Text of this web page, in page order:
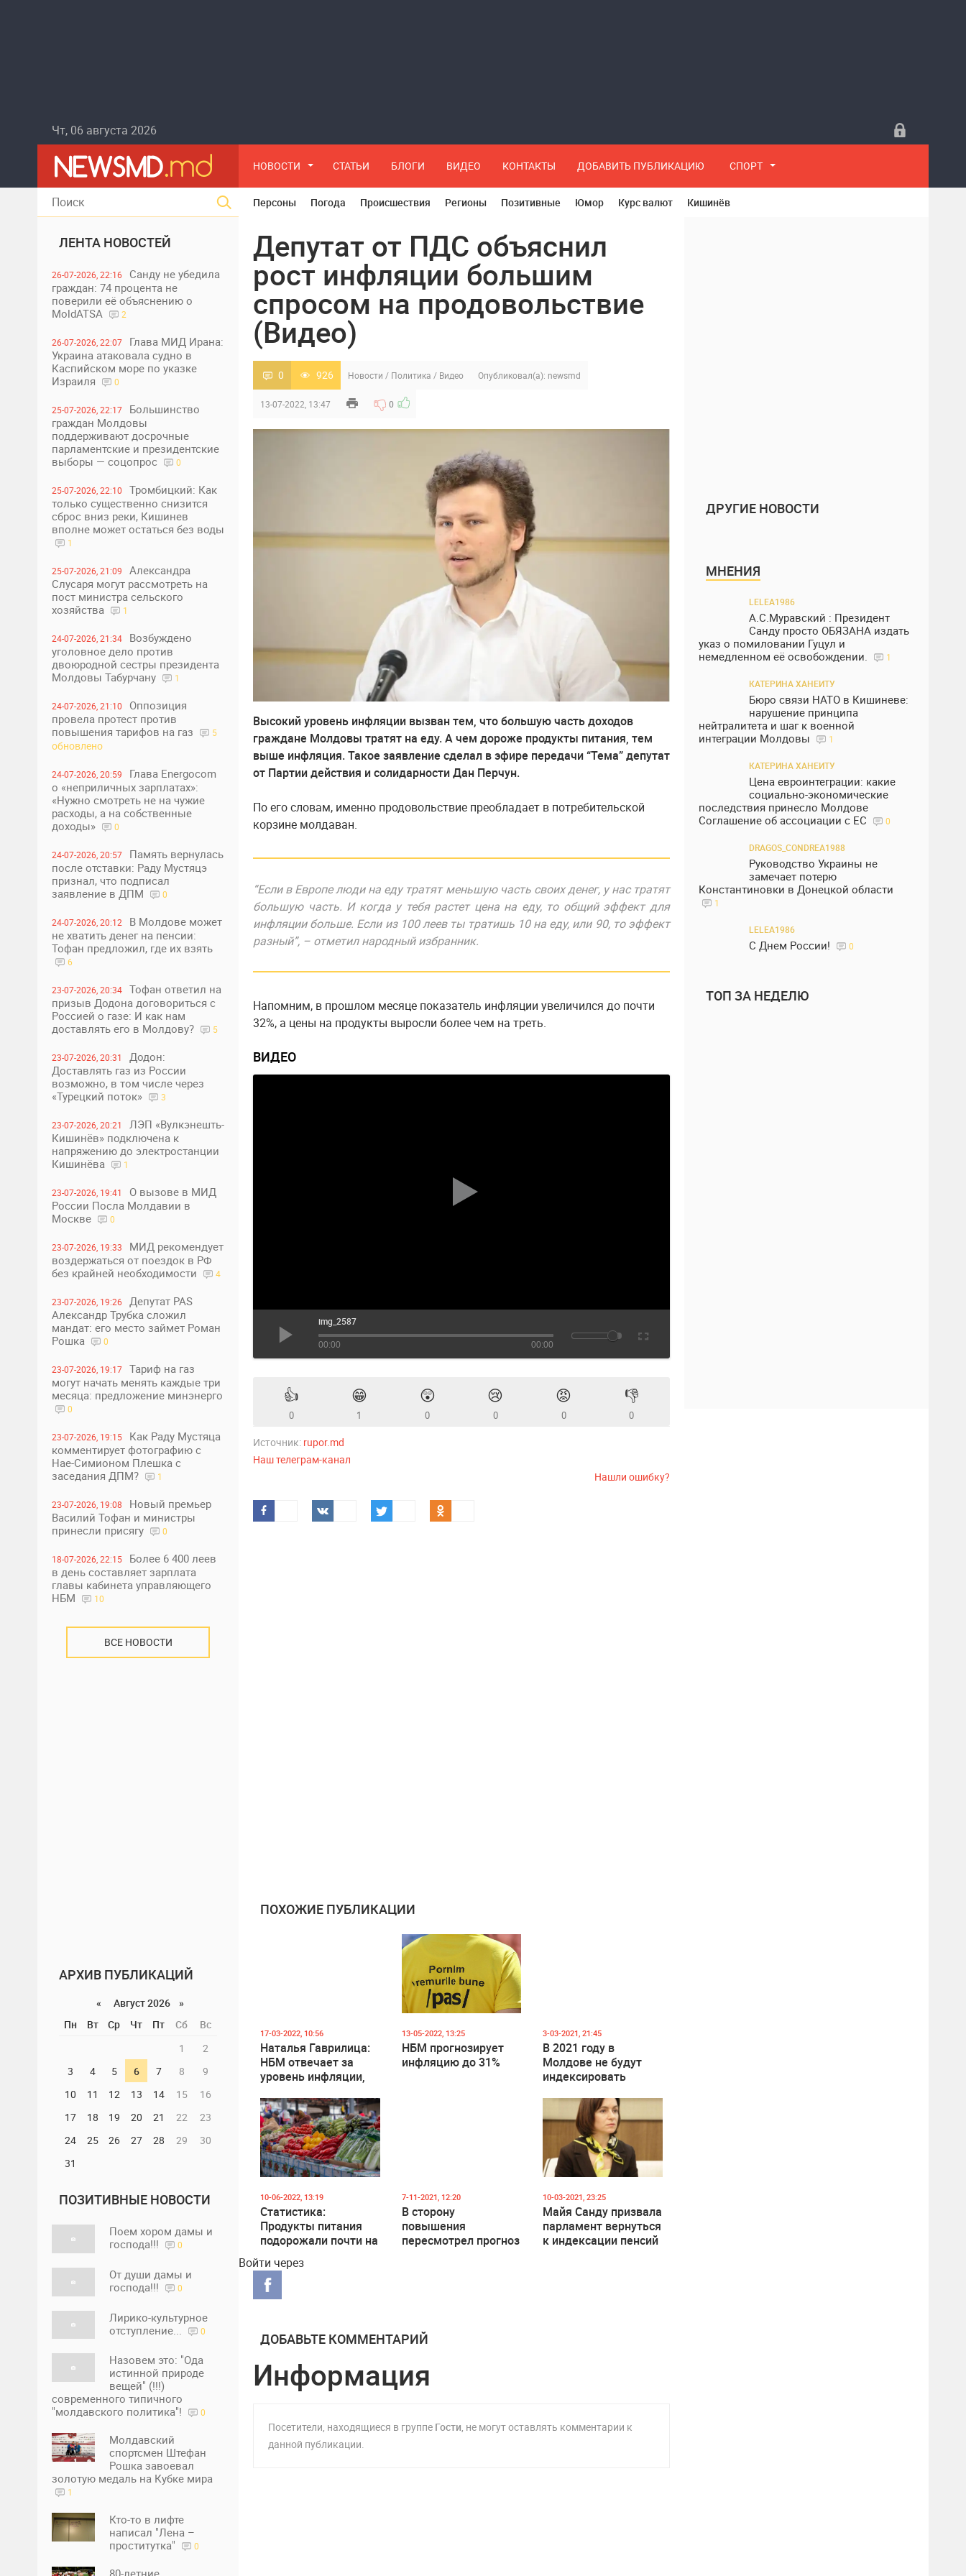
Чт, 06 августа 2026
НОВОСТИ СТАТЬИ БЛОГИ ВИДЕО КОНТАКТЫ ДОБАВИТЬ ПУБЛИКАЦИЮ СПОРТ
ЛЕНТА НОВОСТЕЙ
26-07-2026, 22:16
Санду не убедила
граждан: 74 процента не
поверили её объяснению о
MoldATSA
2
26-07-2026, 22:07
Глава МИД Ирана:
Украина атаковала судно в
Каспийском море по указке
Израиля
0
25-07-2026, 22:17
Большинство
граждан Молдовы
поддерживают досрочные
парламентские и президентские
выборы — соцопрос
0
25-07-2026, 22:10
Тромбицкий: Как
только существенно снизится
сброс вниз реки, Кишинев
вполне может остаться без воды
1
25-07-2026, 21:09
Александра
Слусаря могут рассмотреть на
пост министра сельского
хозяйства
1
24-07-2026, 21:34
Возбуждено
уголовное дело против
двоюродной сестры президента
Молдовы Табурчану
1
24-07-2026, 21:10
Оппозиция
провела протест против
повышения тарифов на газ
5
обновлено
24-07-2026, 20:59
Глава Energocom
о «неприличных зарплатах»:
«Нужно смотреть не на чужие
расходы, а на собственные
доходы»
0
24-07-2026, 20:57
Память вернулась
после отставки: Раду Мустяцэ
признал, что подписал
заявление в ДПМ
0
24-07-2026, 20:12
В Молдове может
не хватить денег на пенсии:
Тофан предложил, где их взять
6
23-07-2026, 20:34
Тофан ответил на
призыв Додона договориться с
Россией о газе: И как нам
доставлять его в Молдову?
5
23-07-2026, 20:31
Додон:
Доставлять газ из России
возможно, в том числе через
«Турецкий поток»
3
23-07-2026, 20:21
ЛЭП «Вулкэнешть-
Кишинёв» подключена к
напряжению до электростанции
Кишинёва
1
23-07-2026, 19:41
О вызове в МИД
России Посла Молдавии в
Москве
0
23-07-2026, 19:33
МИД рекомендует
воздержаться от поездок в РФ
без крайней необходимости
4
23-07-2026, 19:26
Депутат PAS
Александр Трубка сложил
мандат: его место займет Роман
Рошка
0
23-07-2026, 19:17
Тариф на газ
могут начать менять каждые три
месяца: предложение минэнерго
0
23-07-2026, 19:15
Как Раду Мустяца
комментирует фотографию с
Нае-Симионом Плешка с
заседания ДПМ?
1
23-07-2026, 19:08
Новый премьер
Василий Тофан и министры
принесли присягу
0
18-07-2026, 22:15
Более 6 400 леев
в день составляет зарплата
главы кабинета управляющего
НБМ
10
ВСЕ НОВОСТИ
АРХИВ ПУБЛИКАЦИЙ
«
Август 2026 »
Пн
Вт Ср Чт Пт Сб
Вс
1
2
3
4 5 6 7 8
9
10
11 12 13 14 15
16
17
18 19 20 21 22
23
24
25 26 27 28 29
30
31
ПОЗИТИВНЫЕ НОВОСТИ
Поем хором дамы и
господа!!!
0
От души дамы и
господа!!!
0
Лирико-культурное
отступление...
0
Назовем это: "Ода
истинной природе
вещей" (!!!)
современного типичного
"молдавского политика"!
0
Молдавский
спортсмен Штефан
Рошка завоевал
золотую медаль на Кубке мира
1
Кто-то в лифте
написал "Лена –
проститутка"
0
Персоны Погода Происшествия Регионы Позитивные Юмор Курс валют Кишинёв
Депутат от ПДС объяснил
рост инфляции большим
спросом на продовольствие
(Видео)
0 926 Новости / Политика / Видео Опубликовал(а): newsmd
13-07-2022, 13:47 0
Высокий уровень инфляции вызван тем, что большую часть доходов
граждане Молдовы тратят на еду. А чем дороже продукты питания, тем
выше инфляция. Такое заявление сделал в эфире передачи “Тема” депутат
от Партии действия и солидарности Дан Перчун.
По его словам, именно продовольствие преобладает в потребительской
корзине молдаван.
“Если в Европе люди на еду тратят меньшую часть своих денег, у нас тратят
большую часть. И когда у тебя растет цена на еду, то общий эффект для
инфляции больше. Если из 100 леев ты тратишь 10 на еду, или 90, то эффект
разный”, – отметил народный избранник.
Напомним, в прошлом месяце показатель инфляции увеличился до почти
32%, а цены на продукты выросли более чем на треть.
ВИДЕО
img_2587
00:00 00:00
👍
0
😁
1
😲
0
😢
0
😡
0
👎
0
Источник: rupor.md
Наш телеграм-канал
Нашли ошибку?
ПОХОЖИЕ ПУБЛИКАЦИИ
17-03-2022, 10:56
Наталья Гаврилица:
НБМ отвечает за
уровень инфляции,
заключается в
повышении доходов
населения
13-05-2022, 13:25
НБМ прогнозирует
инфляцию до 31%
3-03-2021, 21:45
В 2021 году в
Молдове не будут
индексировать
10-06-2022, 13:19
Статистика:
Продукты питания
подорожали почти на
7-11-2021, 12:20
В сторону
повышения
пересмотрел прогноз
10-03-2021, 23:25
Майя Санду призвала
парламент вернуться
к индексации пенсий
Войти через
ДОБАВЬТЕ КОММЕНТАРИЙ
Информация
Посетители, находящиеся в группе Гости, не могут оставлять комментарии к
данной публикации.
ДРУГИЕ НОВОСТИ
МНЕНИЯ
LELEA1986
А.С.Муравский : Президент
Санду просто ОБЯЗАНА издать
указ о помиловании Гуцул и
немедленном её освобождении.
1
КАТЕРИНА ХАНЕИТУ
Бюро связи НАТО в Кишиневе:
нарушение принципа
нейтралитета и шаг к военной
интеграции Молдовы
1
КАТЕРИНА ХАНЕИТУ
Цена евроинтеграции: какие
социально-экономические
последствия принесло Молдове
Соглашение об ассоциации с ЕС
0
DRAGOS_CONDREA1988
Руководство Украины не
замечает потерю
Константиновки в Донецкой области
1
LELEA1986
С Днем России! 0
ТОП ЗА НЕДЕЛЮ